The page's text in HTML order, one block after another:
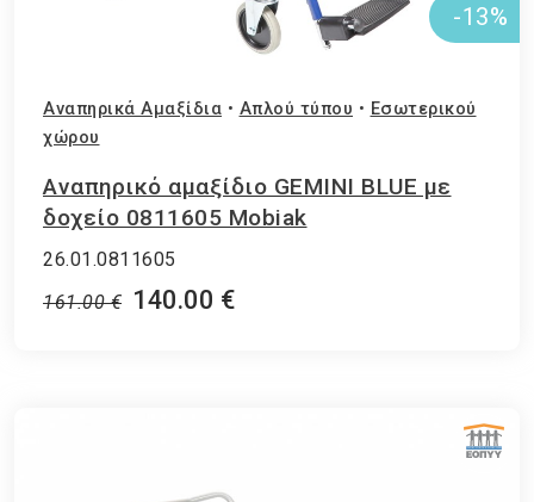
-13%
Αναπηρικά Αμαξίδια • Απλού τύπου • Εσωτερικού
χώρου
Αναπηρικό αμαξίδιο GEMINI BLUE με
δοχείο 0811605 Mobiak
26.01.0811605
161.00 € 140.00 €
ΕΘΝΙΚΟΣ ΟΡΓΑΝΙΣΜΟΣ ΠΑΡΟΧΗΣ ΥΠΗΡΕΣΙΩΝ ΥΓΕΙΑΣ